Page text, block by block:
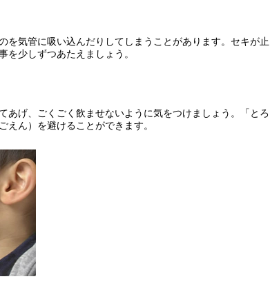
を気管に吸い込んだりしてしまうことがあります。セキが止
を少しずつあたえましょう。
あげ、ごくごく飲ませないように気をつけましょう。「とろ
えん）を避けることができます。